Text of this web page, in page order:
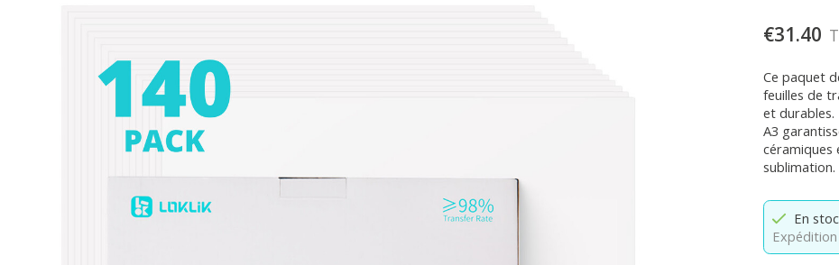
€31.40
Ce paquet
feuilles de
et durables.
A3
céramiques
sublimation.
En